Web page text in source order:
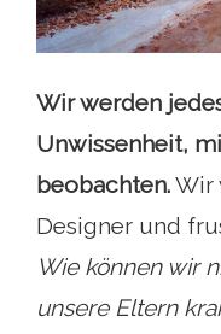
Wir werden
Unwissenheit,
beobachten.Wir
Designer und
Wie können wir
unsere Eltern